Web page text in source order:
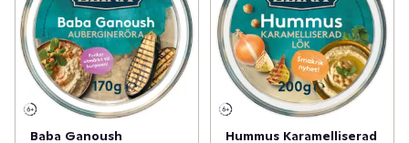
Baba Ganoush
Hummus Karamelliserad